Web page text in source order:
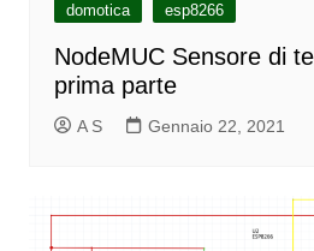
domotica esp8266
NodeMUC Sensore di
prima parte
A S Gennaio 22, 2021